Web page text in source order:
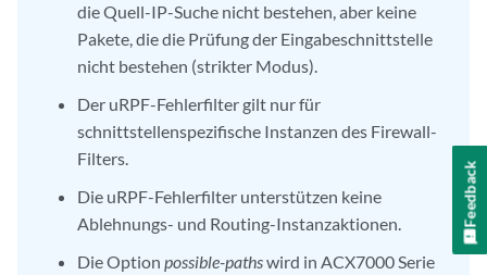
die Quell-IP-Suche nicht bestehen, aber keine
Pakete, die die Prüfung der Eingabeschnittstelle
nicht bestehen (strikter Modus).
Der uRPF-Fehlerfilter gilt nur für
schnittstellenspezifische Instanzen des Firewall-
Filters.
Die uRPF-Fehlerfilter unterstützen keine
Ablehnungs- und Routing-Instanzaktionen.
Die Optionpossible-pathswird in ACX7000 Serie
Feedback